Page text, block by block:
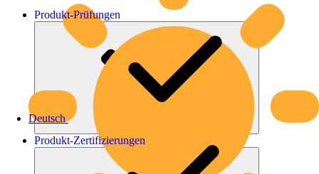
Deutsch
Produkt-Prüfungen
Produkt-Zertifizierungen